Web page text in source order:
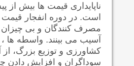
ناپایداری قیمت ها بیش از
است. در دوره انفجار قیمت
مصرف کنندگان و بی
آسیب می بینند. واسطه ها ،
کشاورزی و توزیع بزرگ، از
سوداگران و افزایش دادن